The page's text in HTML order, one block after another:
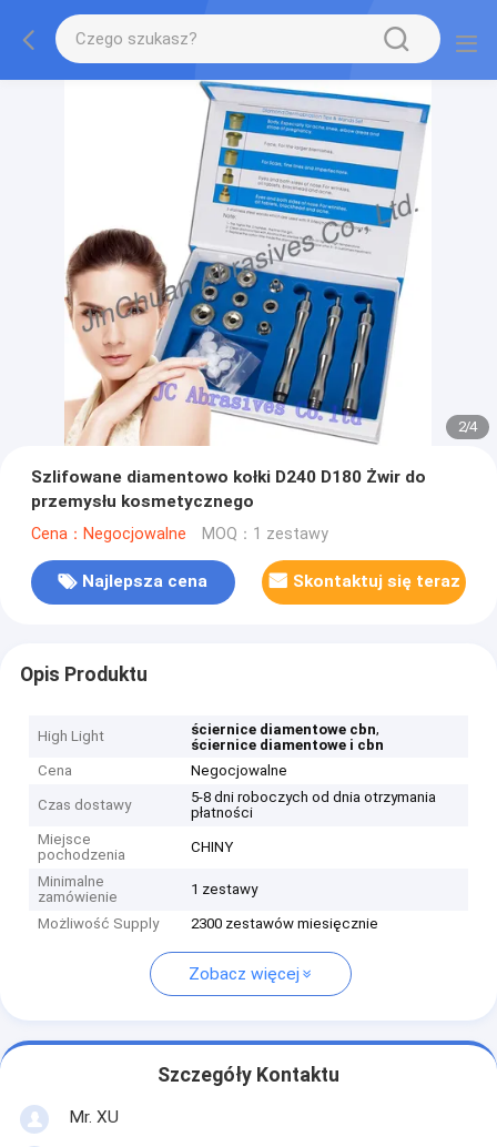
2/4
Szlifowane diamentowo kołki D240 D180 Żwir do
przemysłu kosmetycznego
Cena：Negocjowalne MOQ：1 zestawy
Najlepsza cena Skontaktuj się teraz
Opis Produktu
High Light ściernice diamentowe cbn,
ściernice diamentowe i cbn
Cena
Negocjowalne
Czas dostawy
5-8 dni roboczych od dnia otrzymania
płatności
Miejsce
pochodzenia
CHINY
Minimalne
zamówienie
1 zestawy
Możliwość Supply 2300 zestawów miesięcznie
Zobacz więcej
Szczegóły Kontaktu
Mr. XU